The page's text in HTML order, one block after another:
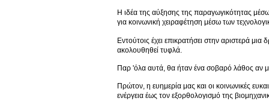
Η ιδέα της αύξησης της παραγωγικότητας
για κοινωνική χειραφέτηση μέσω των
Εντούτοις έχει επικρατήσει στην αριστερά
ακολουθηθεί τυφλά.
Παρ 'όλα αυτά, θα ήταν ένα σοβαρό λάθος αν
Πρώτον, η ευημερία μας και οι κοινωνικές
ενέργεια έως τον εξορθολογισμό της